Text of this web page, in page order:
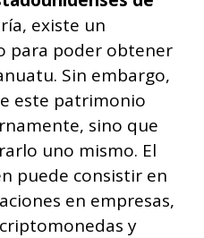
existe un
para poder obtener
Sin embargo,
este patrimonio
sino que
uno mismo. El
puede consistir en
en empresas,
y